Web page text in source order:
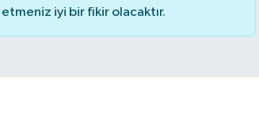
iyi bir fikir olacaktır.